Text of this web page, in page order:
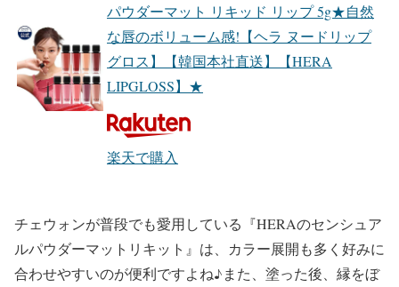
パウダーマット リキッド リップ 5g★自然
な唇のボリューム感!【ヘラ ヌードリップ
グロス】【韓国本社直送】【HERA
LIPGLOSS】★
楽天で購入
チェウォンが普段でも愛用している 『HERAのセンシュア
ルパウダーマットリキット』 は、カラー展開も多く好みに
合わせやすいのが便利ですよね♪また、塗った後、縁をぼ